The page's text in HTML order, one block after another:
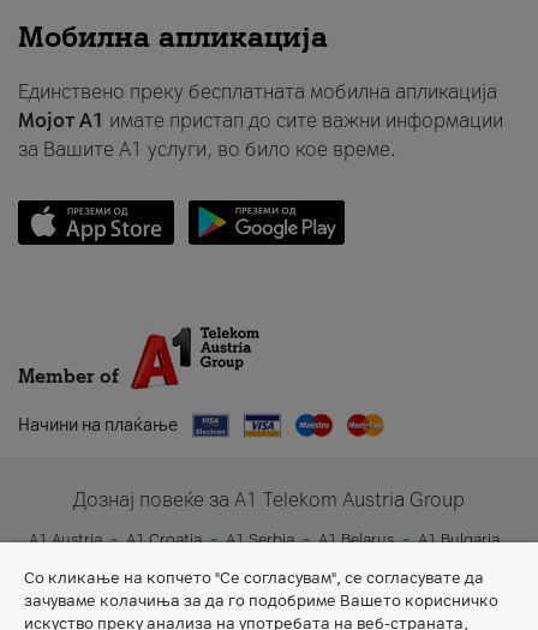
Мобилна апликација
Единствено преку бесплатната мобилна апликација
Мојот A1 имате пристап до сите важни информации
за Вашите A1 услуги, во било кое време.
Member of
Начини на плаќање
Дознај повеќе за A1 Telekom Austria Group
A1 Austria A1 Croatia A1 Serbia A1 Belarus
A1 Bulgaria
Со кликање на копчето "Се согласувам", се согласувате да
зачуваме колачиња за да го подобриме Вашето корисничко
искуство преку анализа на употребата на веб-страната,